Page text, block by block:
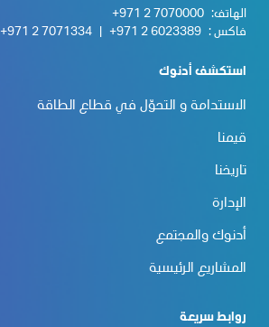
الهاتف: +971 2 7070000
فاكس : +971 2 6023389
+971 2 7071334
استكشف أدنوك
الاستدامة و التحوّل في قطاع الطاقة
قيمنا
تاريخنا
الإدارة
أدنوك والمجتمع
المشاريع الرئيسية
روابط سريعة